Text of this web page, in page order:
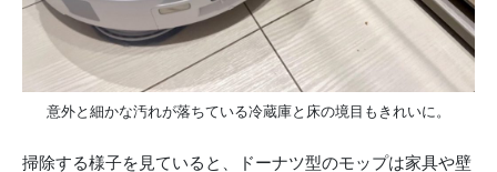
意外と細かな汚れが落ちている冷蔵庫と床の境目もきれいに。
掃除する様子を見ていると、ドーナツ型のモップは家具や壁